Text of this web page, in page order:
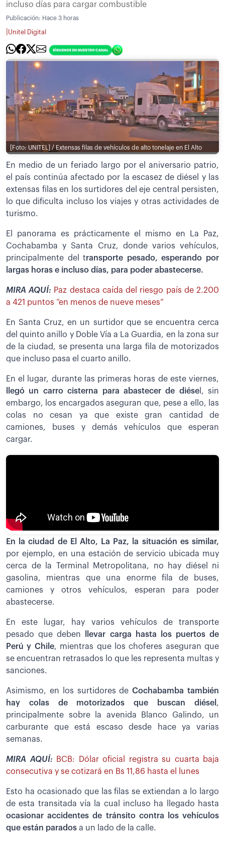
incluso días para cargar combustible
Publicación: Hace 3 horas
Unitel Digital
[Foto: UNITEL] / Extensas filas de vehículos de alto tonelaje en El Alto
En medio de un feriado largo por el aniversario patrio,
el país continúa afectado por la escasez de diésel y las
extensas filas en los surtidores del eje central persisten,
lo que dificulta incluso los viajes y otras actividades de
turismo.
El panorama es prácticamente el mismo en La Paz,
Cochabamba y Santa Cruz, donde varios vehículos,
principalmente del transporte pesado, esperando por
largas horas e incluso días, para poder abastecerse.
MIRA AQUÍ: Paz destaca caída del riesgo país de 2.200
a 421 puntos “en menos de nueve meses”
En Santa Cruz, en un surtidor que se encuentra cerca
del quinto anillo y Doble Vía a La Guardia, en la zona sur
de la ciudad, se presenta una larga fila de motorizados
que incluso pasa el cuarto anillo.
En el lugar, durante las primeras horas de este viernes,
llegó un carro cisterna para abastecer de diésel, sin
embargo, los encargados aseguran que, pese a ello, las
colas no cesan ya que existe gran cantidad de
camiones, buses y demás vehículos que esperan
cargar.
En la ciudad de El Alto, La Paz, la situación es similar,
por ejemplo, en una estación de servicio ubicada muy
cerca de la Terminal Metropolitana, no hay diésel ni
gasolina, mientras que una enorme fila de buses,
camiones y otros vehículos, esperan para poder
abastecerse.
En este lugar, hay varios vehículos de transporte
pesado que deben
llevar carga hasta los puertos de
Perú y Chile, mientras que los choferes aseguran que
se encuentran retrasados lo que les representa multas y
sanciones.
Asimismo, en los surtidores de Cochabamba también
hay colas de motorizados que buscan diésel ,
principalmente sobre la avenida Blanco Galindo, un
carburante que está escaso desde hace ya varias
semanas.
MIRA AQUÍ:
BCB: Dólar oficial registra su cuarta baja
consecutiva y se cotizará en Bs 11,86 hasta el lunes
Esto ha ocasionado que las filas se extiendan a lo largo
de esta transitada vía la cual incluso ha llegado hasta
ocasionar accidentes de tránsito contra los vehículos
que están parados a un lado de la calle.